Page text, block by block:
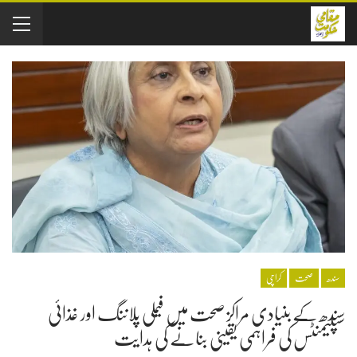
سندھ صحت کراچی
سندھ کے بنیادی مراکز صحت میں فیملی پلاننگ اور غذائی
سپلیمنٹس کی فراہمی یقینی بنانے کی ہدایت